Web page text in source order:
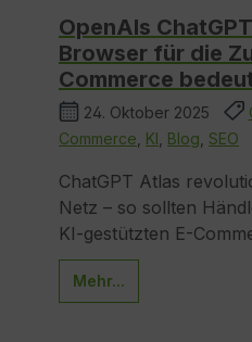
OpenAIs
Browser für die
Commerce
24. Oktober 2025
Commerce KI Blog SEO
ChatGPT Atlas
Netz – so sollten
KI-gestützten E-
Mehr...